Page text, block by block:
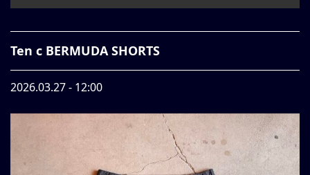
New Arrival
Pickup
Mail Order
Ten c BERMUDA SHORTS
2026.03.27 - 12:00